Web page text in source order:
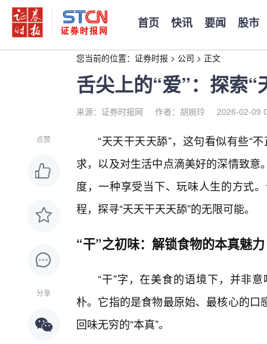
首页 快讯 要闻 股市
您当前的位置： 证券时报 > 公司 > 正文
舌尖上的“爱”：探索
来源：证券时报网 作者：胡婉玲 2026-02-09
点赞
分享
“天天干天天舔”，这句看似有些“
求，以及对生活中点滴美好的深情致
度，一种享受当下、玩味人生的方式
程，探寻“天天干天天舔”的无限可能。
“干”之初味：解锁食物的本真魅力
“干”字，在美食的语境下，并非
朴。它指的是食物最原始、最核心的
回味无穷的“本真”。